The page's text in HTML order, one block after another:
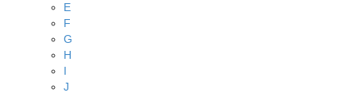
E
F
G
H
I
J